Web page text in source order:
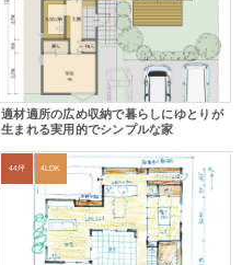
適材適所の広め収納で暮らしにゆとりが
生まれる実用的でシンプルな家
44坪 4LDK